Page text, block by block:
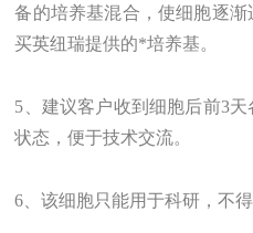
备的培养基混合，使细胞逐
买英纽瑞提供的*培养基。
5、建议客户收到细胞后前3
状态，便于技术交流。
6、该细胞只能用于科研，不